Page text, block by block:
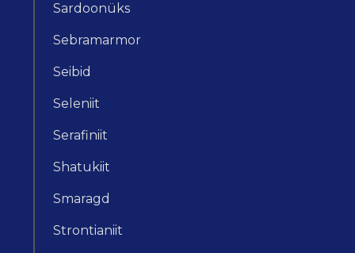
Sardoonüks
Sebramarmor
Seibid
Seleniit
Serafiniit
Shatukiit
Smaragd
Strontianiit